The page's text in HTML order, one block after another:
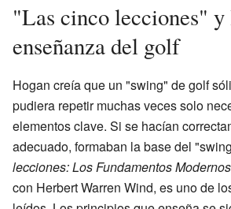
"Las cinco lecciones" y
enseñanza del golf
Hogan creía que un "swing" de golf
pudiera repetir muchas veces solo
elementos clave. Si se hacían
adecuado, formaban la base del
lecciones: Los Fundamentos
con Herbert Warren Wind, es uno de